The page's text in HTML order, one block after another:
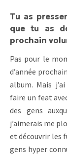
Tu as
que tu as
prochain
Pas pour le
d’année
album. Mais
faire un feat
des gens
j’aimerais me
et découvrir les
gens hyper